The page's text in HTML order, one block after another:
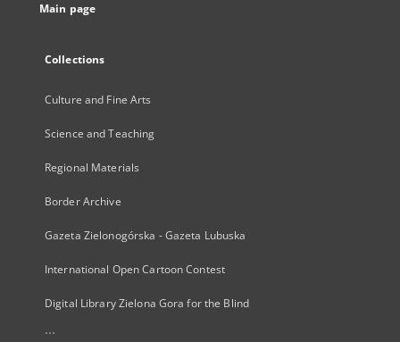
Main page
Collections
Culture and Fine Arts
Science and Teaching
Regional Materials
Border Archive
Gazeta Zielonogórska - Gazeta Lubuska
International Open Cartoon Contest
Digital Library Zielona Gora for the Blind
...